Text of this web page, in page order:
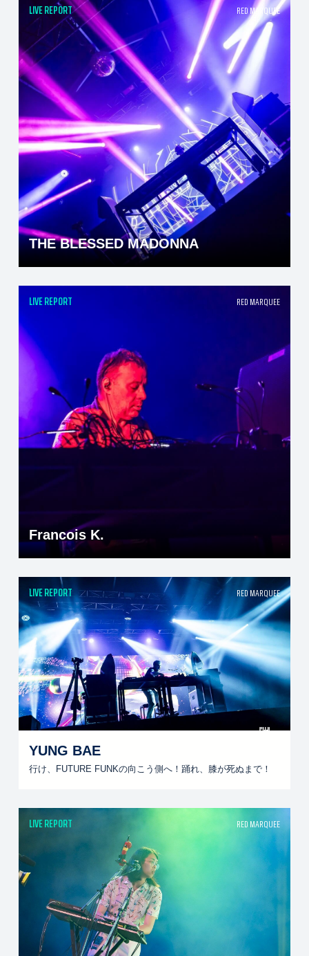
LIVE REPORT RED MARQUEE
THE BLESSED MADONNA
LIVE REPORT RED MARQUEE
Francois K.
LIVE REPORT RED MARQUEE
YUNG BAE
行け、FUTURE FUNKの向こう側へ！踊れ、膝が死ぬまで！
LIVE REPORT RED MARQUEE